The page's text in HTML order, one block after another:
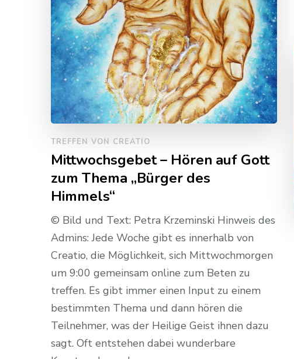
TREFFEN VON CREATIO
Mittwochsgebet – Hören auf Gott
zum Thema „Bürger des
Himmels“
© Bild und Text: Petra Krzeminski Hinweis des
Admins: Jede Woche gibt es innerhalb von
Creatio, die Möglichkeit, sich Mittwochmorgen
um 9:00 gemeinsam online zum Beten zu
treffen. Es gibt immer einen Input zu einem
bestimmten Thema und dann hören die
Teilnehmer, was der Heilige Geist ihnen dazu
sagt. Oft entstehen dabei wunderbare